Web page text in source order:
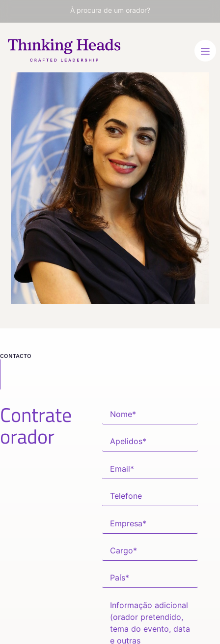
À procura de um orador?
Amal
Clooney
Advogada proeminente,
ativista e oradora
inspiradora.
INGLÊS
VER PERFIL
Viaja
desde
ESTADOS UNIDOS
CALIFORNIA
CONTACTO
Contrate
orador